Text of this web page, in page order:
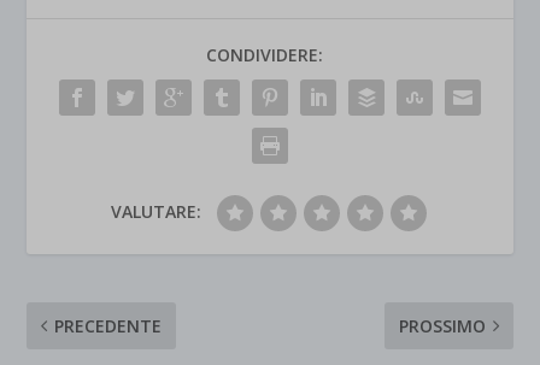
CONDIVIDERE:
VALUTARE:
PRECEDENTE PROSSIMO